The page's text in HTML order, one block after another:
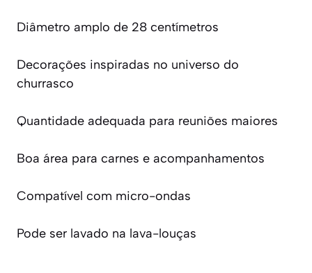
Diâmetro amplo de 28 centímetros
Decorações inspiradas no universo do
churrasco
Quantidade adequada para reuniões maiores
Boa área para carnes e acompanhamentos
Compatível com micro-ondas
Pode ser lavado na lava-louças